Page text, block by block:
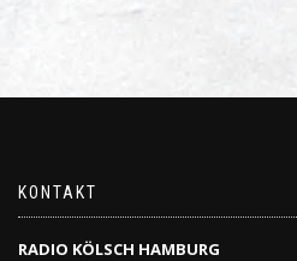
KONTAKT
RADIO KÖLSCH HAMBURG